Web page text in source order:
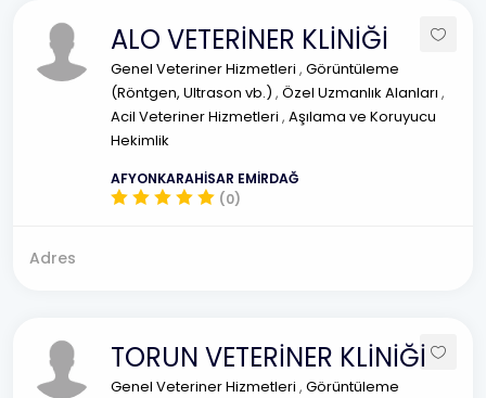
ALO VETERİNER KLİNİĞİ
Genel Veteriner Hizmetleri , Görüntüleme
(Röntgen, Ultrason vb.) , Özel Uzmanlık Alanları ,
Acil Veteriner Hizmetleri , Aşılama ve Koruyucu
Hekimlik
AFYONKARAHİSAR EMİRDAĞ
(0)
Adres
TORUN VETERİNER KLİNİĞİ
Genel Veteriner Hizmetleri , Görüntüleme